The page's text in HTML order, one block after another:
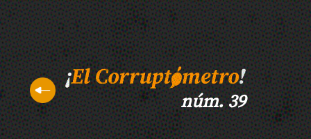
núm. 39